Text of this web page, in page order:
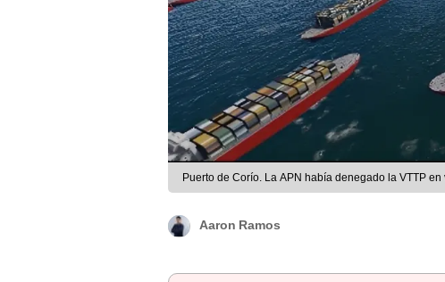
Puerto de Corío. La APN había denegado la VTTP
Aaron Ramos